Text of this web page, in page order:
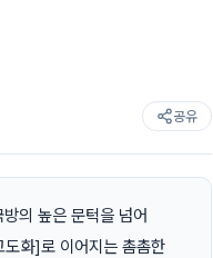
공유
의 높은 문턱을 넘어
화]로 이어지는 촘촘한